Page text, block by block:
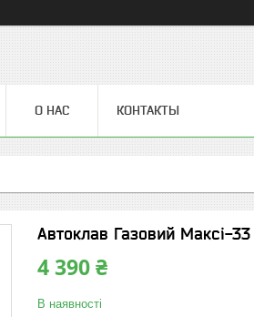
О НАС КОНТАКТЫ
Автоклав Газовий Максі-
4 390 ₴
В наявності